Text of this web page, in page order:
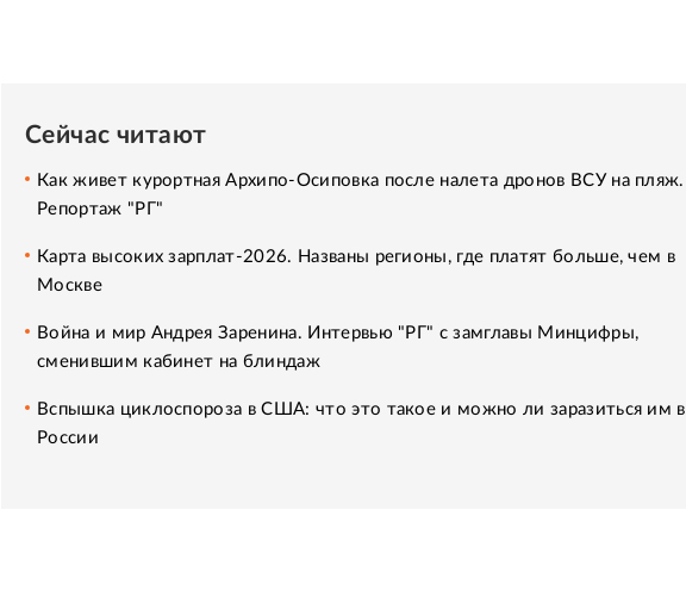
Сейчас читают
Как живет курортная Архипо-Осиповка после налета дронов ВСУ на пляж.
Репортаж "РГ"
Карта высоких зарплат-2026. Названы регионы, где платят больше, чем в
Москве
Война и мир Андрея Заренина. Интервью "РГ" с замглавы Минцифры,
сменившим кабинет на блиндаж
Вспышка циклоспороза в США: что это такое и можно ли заразиться им в
России